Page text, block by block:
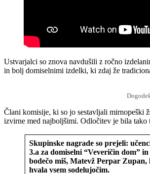
Ustvarjalci so znova navdušili z ročno
in bolj domiselnimi izdelki, ki zdaj že
Člani komisije, ki so jo sestavljali mirnopeški
izvirne med najboljšimi. Odločitev je bila tako
Skupinske nagrade so prejeli:
3.a za domiselni “Veveričin dom”
bodečo miš, Matevž Perpar
hvala vsem sodelujočim.